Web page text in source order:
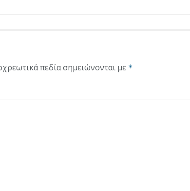
πεδία σημειώνονται με *